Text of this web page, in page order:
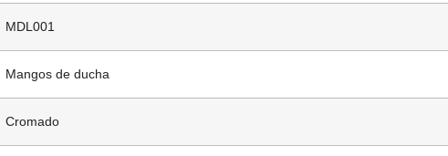
MDL001
Mangos de ducha
Cromado